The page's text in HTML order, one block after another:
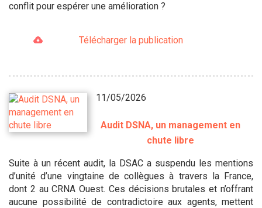
conflit pour espérer une amélioration ?
Télécharger la publication
11/05/2026
Audit DSNA, un management en
chute libre
Suite à un récent audit, la DSAC a suspendu les mentions
d’unité d’une vingtaine de collègues à travers la France,
dont 2 au CRNA Ouest. Ces décisions brutales et n’offrant
aucune possibilité de contradictoire aux agents, mettent